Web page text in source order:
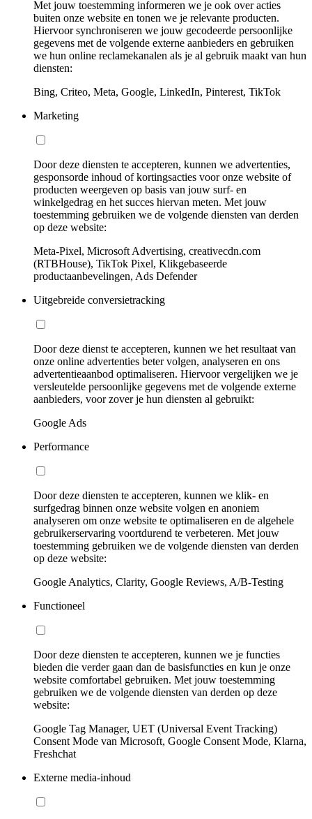
Met jouw toestemming informeren we je ook over acties
buiten onze website en tonen we je relevante producten.
Hiervoor synchroniseren we jouw gecodeerde persoonlijke
gegevens met de volgende externe aanbieders en gebruiken
we hun online reclamekanalen als je al gebruik maakt van hun
diensten:
Bing, Criteo, Meta, Google, LinkedIn, Pinterest, TikTok
Marketing
Door deze diensten te accepteren, kunnen we advertenties,
gesponsorde inhoud of kortingsacties voor onze website of
producten weergeven op basis van jouw surf- en
winkelgedrag en het succes hiervan meten. Met jouw
toestemming gebruiken we de volgende diensten van derden
op deze website:
Meta-Pixel, Microsoft Advertising, creativecdn.com
(RTBHouse), TikTok Pixel, Klikgebaseerde
productaanbevelingen, Ads Defender
Uitgebreide conversietracking
Door deze dienst te accepteren, kunnen we het resultaat van
onze online advertenties beter volgen, analyseren en ons
advertentieaanbod optimaliseren. Hiervoor vergelijken we je
versleutelde persoonlijke gegevens met de volgende externe
aanbieders, voor zover je hun diensten al gebruikt:
Google Ads
Performance
Door deze diensten te accepteren, kunnen we klik- en
surfgedrag binnen onze website volgen en anoniem
analyseren om onze website te optimaliseren en de algehele
gebruikerservaring voortdurend te verbeteren. Met jouw
toestemming gebruiken we de volgende diensten van derden
op deze website:
Google Analytics, Clarity, Google Reviews, A/B-Testing
Functioneel
Door deze diensten te accepteren, kunnen we je functies
bieden die verder gaan dan de basisfuncties en kun je onze
website comfortabel gebruiken. Met jouw toestemming
gebruiken we de volgende diensten van derden op deze
website:
Google Tag Manager, UET (Universal Event Tracking)
Consent Mode van Microsoft, Google Consent Mode, Klarna,
Freshchat
Externe media-inhoud